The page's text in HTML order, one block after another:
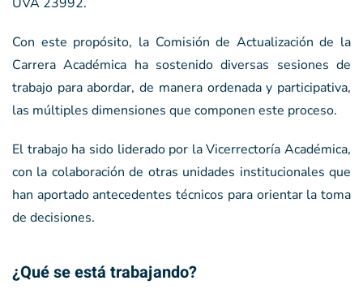
Con este propósito, la Comisión de Actualización de la
Carrera Académica ha sostenido diversas sesiones de
trabajo para abordar, de manera ordenada y participativa,
las múltiples dimensiones que componen este proceso.
El trabajo ha sido liderado por la Vicerrectoría Académica,
con la colaboración de otras unidades institucionales que
han aportado antecedentes técnicos para orientar la toma
de decisiones.
¿Qué se está trabajando?